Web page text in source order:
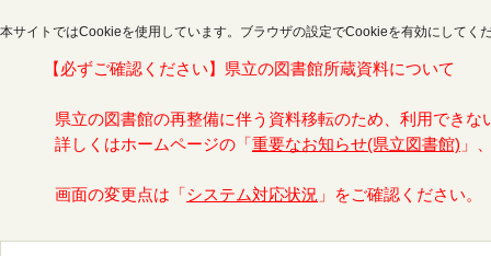
本サイトではCookieを使用しています。ブラウザの設定でCookieを有効にしてく
【必ずご確認ください】県立の図書館所蔵資料について
県立の図書館の再整備に伴う資料移転のため、利用できな
詳しくはホームページの「 重要なお知らせ(県立図書館) 」
画面の変更点は「 システム対応状況 」をご確認ください。